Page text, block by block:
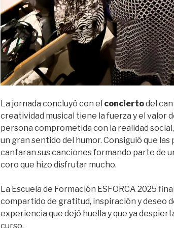
La jornada concluyó con el conciertodel
creatividad musical tiene la fuerza y el valor
persona comprometida con la realidad
un gran sentido del humor. Consiguió que
cantaran sus canciones formando parte de
coro que hizo disfrutar mucho.
La Escuela de Formación ESFORCA 2025
compartido de gratitud, inspiración y deseo
experiencia que dejó huella y que ya
curso.